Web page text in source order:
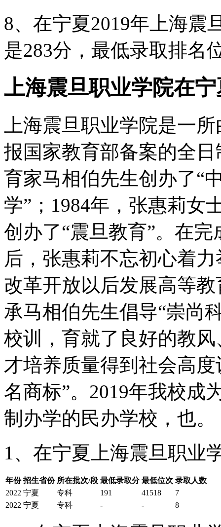
8、在宁夏2019年上海震
是283分，最低录取排名
上海震旦职业学院在
上海震旦职业学院是一
报国家教育部备案的全
育家马相伯先生创办了
学”；1984年，张惠莉女
创办了“震旦教育”。在
后，张惠莉不忘初心着
改革开放以后发展高等
承马相伯先生倡导“崇尚
校训，育就了良好的教
才培养质量得到社会高
名商标”。2019年我校成
制办学的民办学校，也。
1、在宁夏上海震旦职业
年份 招生省份 所在批次/段 最低录取分 最低位次 录取人数
2022 宁夏 专科 191 41518
7
2022 宁夏 专科 - - 8